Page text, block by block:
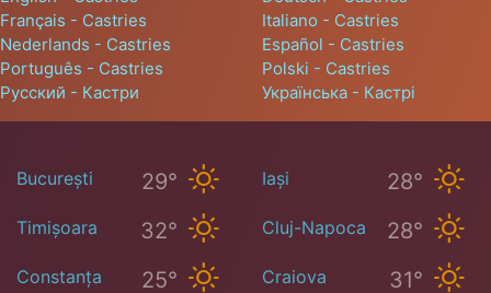
Français - Castries
Italiano - Castries
Nederlands - Castries
Español - Castries
Português - Castries
Polski - Castries
Русский - Кастри
Українська - Кастрі
București 29° Iași 28°
Timișoara 32° Cluj-Napoca 28°
Constanța 25° Craiova 31°